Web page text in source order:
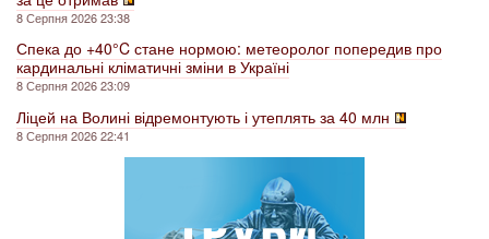
8 Серпня 2026 23:38
Спека до +40°C стане нормою: метеоролог попередив про
кардинальні кліматичні зміни в Україні
8 Серпня 2026 23:09
Ліцей на Волині відремонтують і утеплять за 40 млн
8 Серпня 2026 22:41